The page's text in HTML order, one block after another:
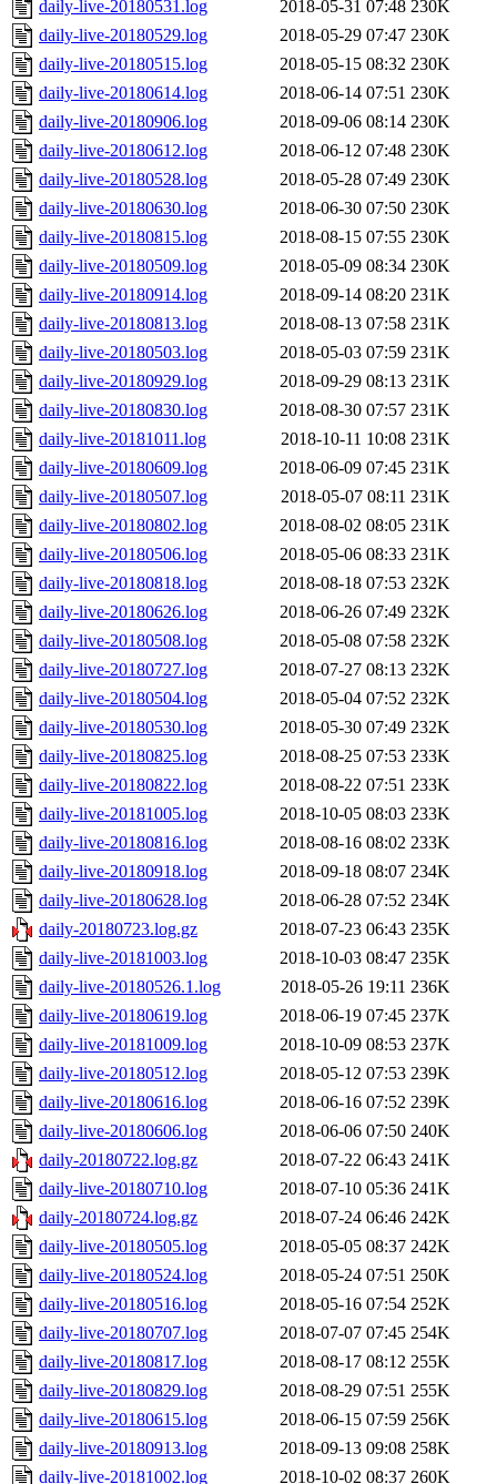
daily-live-20180531.log 2018-05-31 07:48 230K
daily-live-20180529.log
2018-05-29 07:47 230K
daily-live-20180515.log
2018-05-15 08:32 230K
daily-live-20180614.log
2018-06-14 07:51 230K
daily-live-20180906.log
2018-09-06 08:14 230K
daily-live-20180612.log
2018-06-12 07:48 230K
daily-live-20180528.log
2018-05-28 07:49 230K
daily-live-20180630.log
2018-06-30 07:50 230K
daily-live-20180815.log
2018-08-15 07:55 230K
daily-live-20180509.log
2018-05-09 08:34 230K
daily-live-20180914.log
2018-09-14 08:20 231K
daily-live-20180813.log
2018-08-13 07:58 231K
daily-live-20180503.log
2018-05-03 07:59 231K
daily-live-20180929.log
2018-09-29 08:13 231K
daily-live-20180830.log
2018-08-30 07:57 231K
daily-live-20181011.log
2018-10-11 10:08 231K
daily-live-20180609.log
2018-06-09 07:45 231K
daily-live-20180507.log
2018-05-07 08:11 231K
daily-live-20180802.log
2018-08-02 08:05 231K
daily-live-20180506.log
2018-05-06 08:33 231K
daily-live-20180818.log
2018-08-18 07:53 232K
daily-live-20180626.log
2018-06-26 07:49 232K
daily-live-20180508.log
2018-05-08 07:58 232K
daily-live-20180727.log
2018-07-27 08:13 232K
daily-live-20180504.log
2018-05-04 07:52 232K
daily-live-20180530.log
2018-05-30 07:49 232K
daily-live-20180825.log
2018-08-25 07:53 233K
daily-live-20180822.log
2018-08-22 07:51 233K
daily-live-20181005.log
2018-10-05 08:03 233K
daily-live-20180816.log
2018-08-16 08:02 233K
daily-live-20180918.log
2018-09-18 08:07 234K
daily-live-20180628.log
2018-06-28 07:52 234K
daily-20180723.log.gz
2018-07-23 06:43 235K
daily-live-20181003.log
2018-10-03 08:47 235K
daily-live-20180526.1.log
2018-05-26 19:11 236K
daily-live-20180619.log
2018-06-19 07:45 237K
daily-live-20181009.log
2018-10-09 08:53 237K
daily-live-20180512.log
2018-05-12 07:53 239K
daily-live-20180616.log
2018-06-16 07:52 239K
daily-live-20180606.log
2018-06-06 07:50 240K
daily-20180722.log.gz
2018-07-22 06:43 241K
daily-live-20180710.log
2018-07-10 05:36 241K
daily-20180724.log.gz
2018-07-24 06:46 242K
daily-live-20180505.log
2018-05-05 08:37 242K
daily-live-20180524.log
2018-05-24 07:51 250K
daily-live-20180516.log
2018-05-16 07:54 252K
daily-live-20180707.log
2018-07-07 07:45 254K
daily-live-20180817.log
2018-08-17 08:12 255K
daily-live-20180829.log
2018-08-29 07:51 255K
daily-live-20180615.log
2018-06-15 07:59 256K
daily-live-20180913.log
2018-09-13 09:08 258K
daily-live-20181002.log
2018-10-02 08:37 260K